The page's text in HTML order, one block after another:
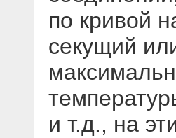
по кривой
секущий
и т.д., на